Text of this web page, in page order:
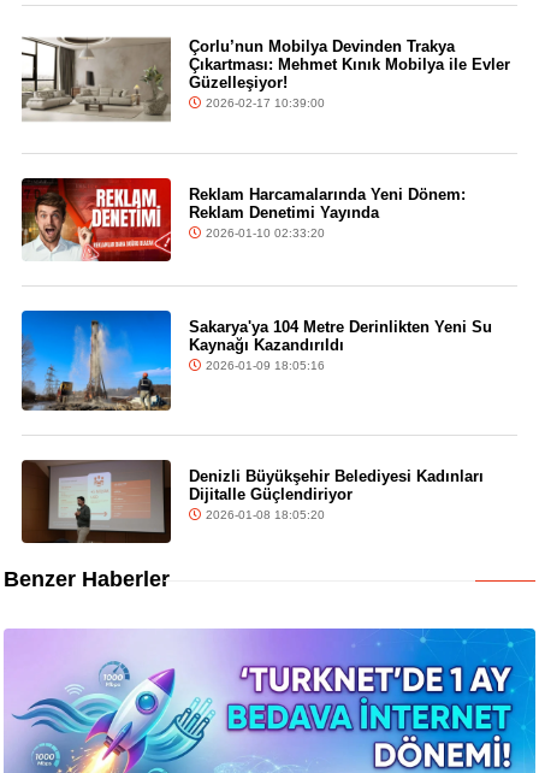
Çorlu’nun Mobilya Devinden Trakya
Çıkartması: Mehmet Kınık Mobilya ile Evler
Güzelleşiyor!
2026-02-17 10:39:00
Reklam Harcamalarında Yeni Dönem:
Reklam Denetimi Yayında
2026-01-10 02:33:20
Sakarya'ya 104 Metre Derinlikten Yeni Su
Kaynağı Kazandırıldı
2026-01-09 18:05:16
Denizli Büyükşehir Belediyesi Kadınları
Dijitalle Güçlendiriyor
2026-01-08 18:05:20
Benzer Haberler